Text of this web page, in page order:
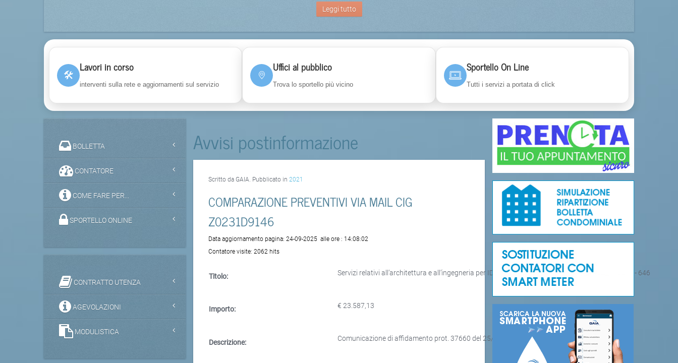
Leggi tutto
🛠
Lavori in corso
interventi sulla rete e aggiornamenti sul servizio
Uffici al pubblico
Trova lo sportello più vicino
Sportello On Line
Tutti i servizi a portata di click
Avvisi postinformazione
Scritto da GAIA. Pubblicato in2021
COMPARAZIONE PREVENTIVI VIA MAIL CIG
Z0231D9146
Data aggiornamento pagina:24-09-2025 alle ore : 14:08:02
Contatore visite:2062 hits
Titolo: Servizi relativi all’architettura e all’ingegneria per ID COMM 141 - 475 - 628 - 632 - 641 - 642 - 643 - 646
Importo: € 23.587,13
Descrizione: Comunicazione di affidamento prot. 37660 del 25/05/2021
BOLLETTA
CONTATORE
COME FARE PER...
SPORTELLO ONLINE
CONTRATTO UTENZA
AGEVOLAZIONI
MODULISTICA